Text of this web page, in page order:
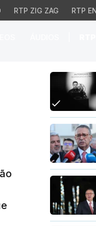
RTP ZIG ZAG RTP